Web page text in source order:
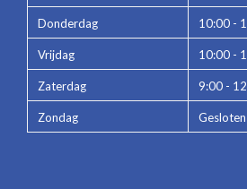
Donderdag 10:00 -
Vrijdag 10:00 -
Zaterdag 9:00 -
Zondag Gesloten